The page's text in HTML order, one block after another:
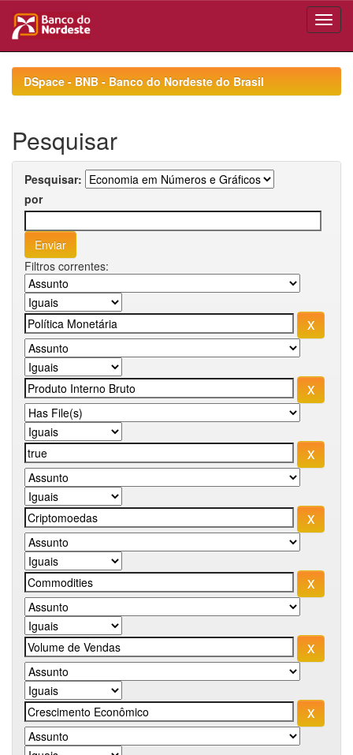
navigationDSpace - BNB - Banco do Nordeste do Brasil
Pesquisar
Pesquisar:
por
Filtros correntes: